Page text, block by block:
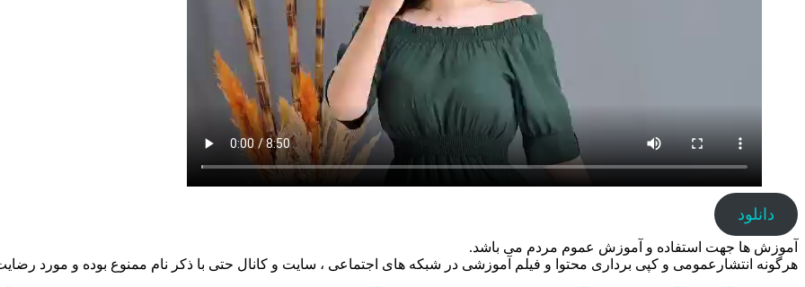
دانلود
آموزش ها جهت استفاده و آموزش عموم مردم می باشد.
هرگونه انتشارعمومی و کپی برداری محتوا و فیلم آموزشی در شبکه های اجتماعی ، سایت و کانال حتی با ذکر نام ممنوع بوده و مورد